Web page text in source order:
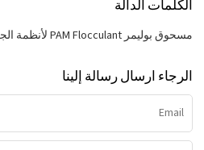
الكلمات الدالة
مسحوق بوليمر PAM Flocculant لأنظمة الجرعات
الرجاء ارسال رسالة إلينا